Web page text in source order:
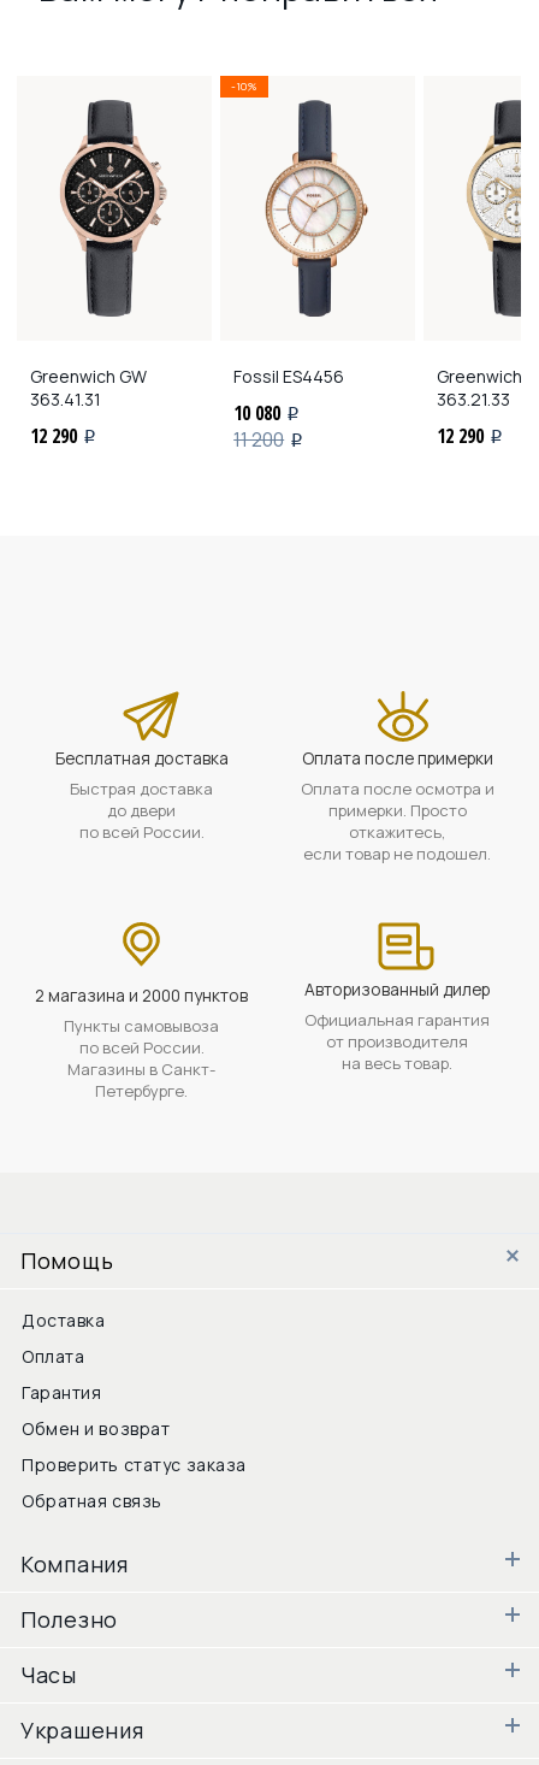
Greenwich GW
363.41.31
12 290 i
-10%
Fossil ES4456
10 080 i
11 200 i
Greenwich
363.21.33
12 290 i
Бесплатная доставка
Быстрая доставка
до двери
по всей России.
Оплата после примерки
Оплата после осмотра и
примерки. Просто
откажитесь,
если товар не подошел.
2 магазина и 2000 пунктов
Пункты самовывоза
по всей России.
Магазины в Санкт-
Петербурге.
Авторизованный дилер
Официальная гарантия
от производителя
на весь товар.
Помощь
Доставка
Оплата
Гарантия
Обмен и возврат
Проверить статус заказа
Обратная связь
Компания
Полезно
Часы
Украшения